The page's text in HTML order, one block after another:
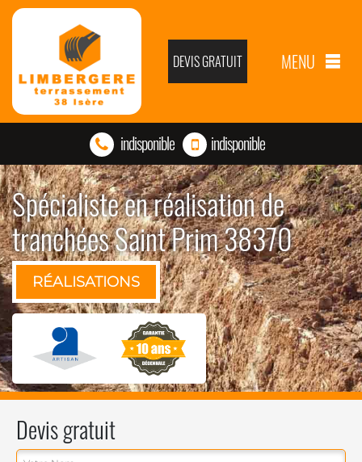
DEVIS GRATUIT MENU
indisponible indisponible
Spécialiste en réalisation de
tranchées Saint Prim 38370
RÉALISATIONS
Devis gratuit